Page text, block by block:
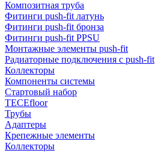
Композитная труба
Фитинги push-fit латунь
Фитинги push-fit бронза
Фитинги push-fit PPSU
Монтажные элементы push-fit
Радиаторные подключения с push-fit
Коллекторы
Компоненты системы
Стартовый набор
TECEfloor
Трубы
Адаптеры
Крепежные элементы
Коллекторы